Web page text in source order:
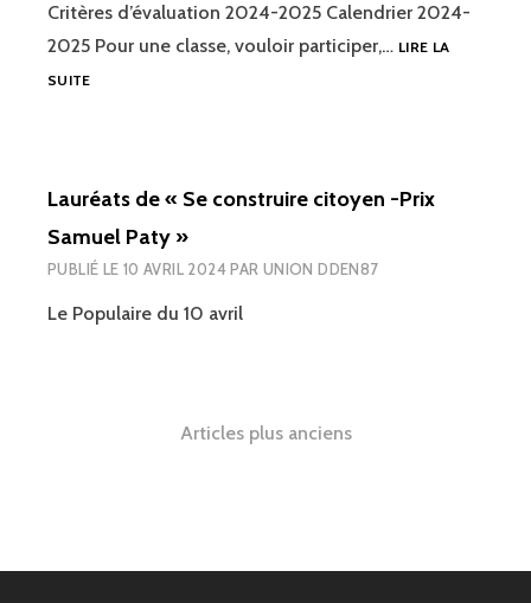
Critères d’évaluation 2024-2025 Calendrier 2024-
2025 Pour une classe, vouloir participer,… LIRE LA
SUITEL’ÉCOLE
Lauréats de « Se construire citoyen -Prix
Samuel Paty »
PUBLIÉ LE 10 AVRIL 2024 PAR UNION DDEN87
Le Populaire du 10 avril
NavigationArticles plus anciens